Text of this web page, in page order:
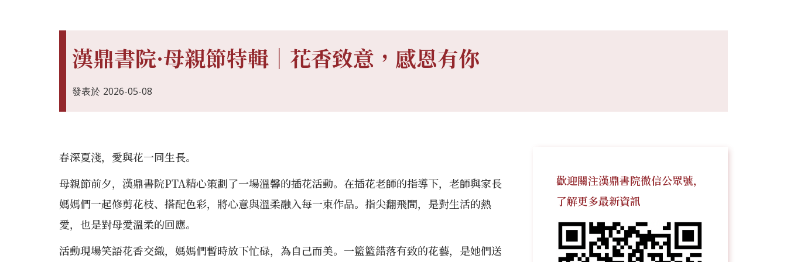
漢鼎書院·母親節特輯｜花香致意，感恩有你
發表於 2026-05-08
春深夏淺，愛與花一同生長。
母親節前夕，漢鼎書院PTA精心策劃了一場溫馨的插花活動。在插花老師的指導下，老師與家長
媽媽們一起修剪花枝、搭配色彩，將心意與溫柔融入每一束作品。指尖翻飛間，是對生活的熱
愛，也是對母愛溫柔的回應。
活動現場笑語花香交織，媽媽們暫時放下忙碌，為自己而美。一籃籃錯落有致的花藝，是她們送
歡迎關注漢鼎書院微信公眾號，
了解更多最新資訊